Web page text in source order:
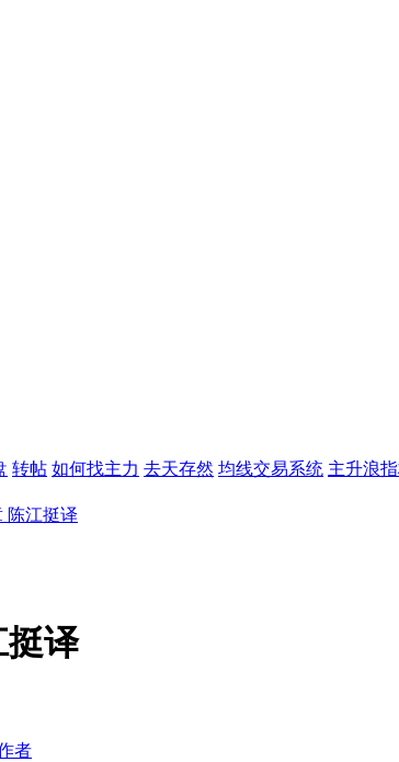
转帖 如何找主力 去天存然 均线交易系统 主升浪
陈江挺译
挺译
者